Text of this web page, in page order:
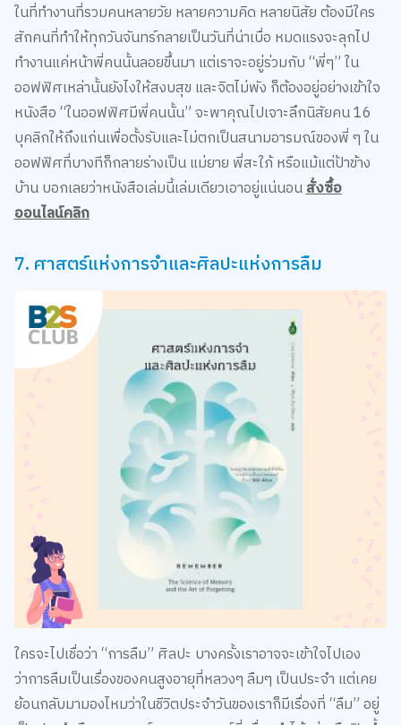
ในที่ทำงานที่รวมคนหลายวัย หลายความคิด หลายนิสัย ต้องมีใคร
สักคนที่ทำให้ทุกวันจันทร์กลายเป็นวันที่น่าเบื่อ หมดแรงจะลุกไป
ทำงานแค่หน้าพี่คนนั้นลอยขึ้นมา แต่เราจะอยู่ร่วมกับ “พี่ๆ” ใน
ออฟฟิศเหล่านั้นยังไงให้สงบสุข และจิตไม่พัง ก็ต้องอยู่อย่างเข้าใจ
หนังสือ “ในออฟฟิศมีพี่คนนั้น” จะพาคุณไปเจาะลึกนิสัยคน 16
บุคลิกให้ถึงแก่นเพื่อตั้งรับและไม่ตกเป็นสนามอารมณ์ของพี่ ๆ ใน
ออฟฟิศที่บางทีก็กลายร่างเป็น แม่ยาย พี่สะใภ้ หรือแม้แต่ป้าข้าง
บ้าน บอกเลยว่าหนังสือเล่มนี้เล่มเดียวเอาอยู่แน่นอนสั่งซื้อ
ออนไลน์คลิก
7. ศาสตร์แห่งการจำและศิลปะแห่งการลืม
ใครจะไปเชื่อว่า “การลืม” ศิลปะ บางครั้งเราอาจจะเข้าใจไปเอง
ว่าการลืมเป็นเรื่องของคนสูงอายุที่หลวงๆ ลืมๆ เป็นประจำ แต่เคย
ย้อนกลับมามองไหมว่าในชีวิตประจำวันของเราก็มีเรื่องที่ “ลืม” อยู่